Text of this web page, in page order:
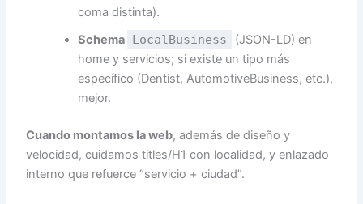
coma distinta).
Schema LocalBusiness
(JSON-LD) en
home y servicios; si existe un tipo más
específico (Dentist, AutomotiveBusiness, etc.),
mejor.
Cuando montamos la web, además de diseño y
velocidad, cuidamos titles/H1 con localidad, y enlazado
interno que refuerce “servicio + ciudad”.